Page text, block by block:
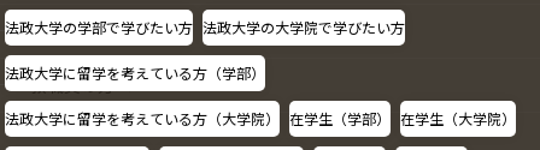
採用情報
教職員の方へ
法政大学の学部で学びたい方 法政大学の大学院で学びたい方
法政大学に留学を考えている方（学部）
法政大学に留学を考えている方（大学院） 在学生（学部） 在学生（大学院）